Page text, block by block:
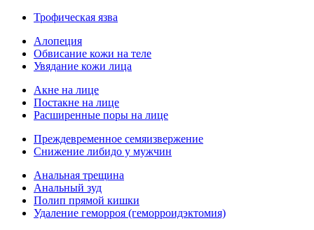
Трофическая язва
Алопеция
Обвисание кожи на теле
Увядание кожи лица
Акне на лице
Постакне на лице
Расширенные поры на лице
Преждевременное семяизвержение
Снижение либидо у мужчин
Анальная трещина
Анальный зуд
Полип прямой кишки
Удаление геморроя (геморроидэктомия)